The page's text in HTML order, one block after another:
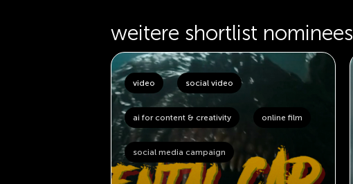
weitere shortlist nominees
video social video
ai for content & creativity online film
social media campaign